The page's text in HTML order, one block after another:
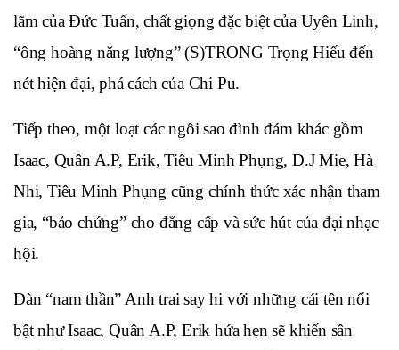
lãm của Đức Tuấn, chất giọng đặc biệt của Uyên Linh,
“ông hoàng năng lượng” (S)TRONG Trọng Hiếu đến
nét hiện đại, phá cách của Chi Pu.
Tiếp theo, một loạt các ngôi sao đình đám khác gồm
Isaac, Quân A.P, Erik, Tiêu Minh Phụng, D.J Mie, Hà
Nhi, Tiêu Minh Phụng cũng chính thức xác nhận tham
gia, “bảo chứng” cho đẳng cấp và sức hút của đại nhạc
hội.
Dàn “nam thần” Anh trai say hi với những cái tên nổi
bật như Isaac, Quân A.P, Erik hứa hẹn sẽ khiến sân